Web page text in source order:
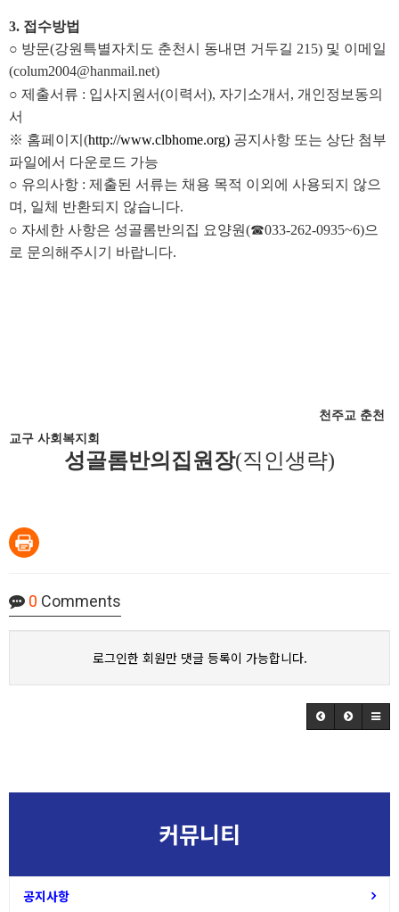
3. 접수방법
○ 방문(강원특별자치도 춘천시 동내면 거두길 215) 및 이메일
(colum2004@hanmail.net)
○ 제출서류 : 입사지원서(이력서), 자기소개서, 개인정보동의
서
※ 홈페이지(http://www.clbhome.org) 공지사항 또는 상단 첨부
파일에서 다운로드 가능
○ 유의사항 : 제출된 서류는 채용 목적 이외에 사용되지 않으
며, 일체 반환되지 않습니다.
○ 자세한 사항은 성골롬반의집 요양원(☎033-262-0935~6)으
로 문의해주시기 바랍니다.
천주교 춘천
교구 사회복지회
성골롬반의집원장(직인생략)
0 Comments
로그인한 회원만 댓글 등록이 가능합니다.
커뮤니티
공지사항